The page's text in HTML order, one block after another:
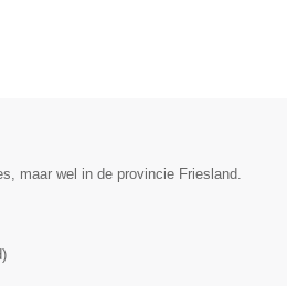
maar wel in de provincie Friesland.
)